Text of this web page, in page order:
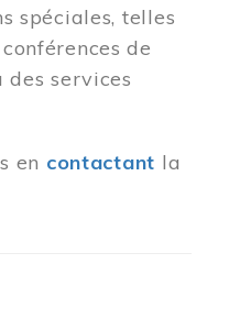
spéciales, telles
de
des services
en contactant la